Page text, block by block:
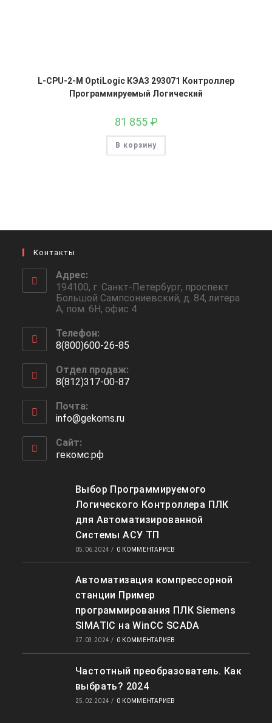
L-CPU-2-M OptiLogic КЭАЗ 293071 Контроллер
Программируемый Логический
81 855 ₽
В корзину
Контакты
Адрес:
194100, г. Санкт-Петербург, проспект
Большой Сампсониевский, д. 84, литера
А, пом. 6Н, офис 4
Телефон:
8(800)600-26-85
в
вашем
приложении
Отдел продаж:
8(812)317-00-87
в
вашем
приложении
Почта:
info@gekoms.ruОткроется
Сайт:
гекомс.рф
Выбор Программируемого
Логического Контроллера ПЛК
для Автоматизированной
Системы АСУ ТП
05.06.2024 / 0 КОММЕНТАРИЕВ
Автоматизация компрессорной
станции Пример
программирования ПЛК Siemens
SIMATIC на WinCC SCADA
27.03.2024 / 0 КОММЕНТАРИЕВ
Частотный преобразователь. Как
выбрать? 2024
25.02.2024 / 0 КОММЕНТАРИЕВ